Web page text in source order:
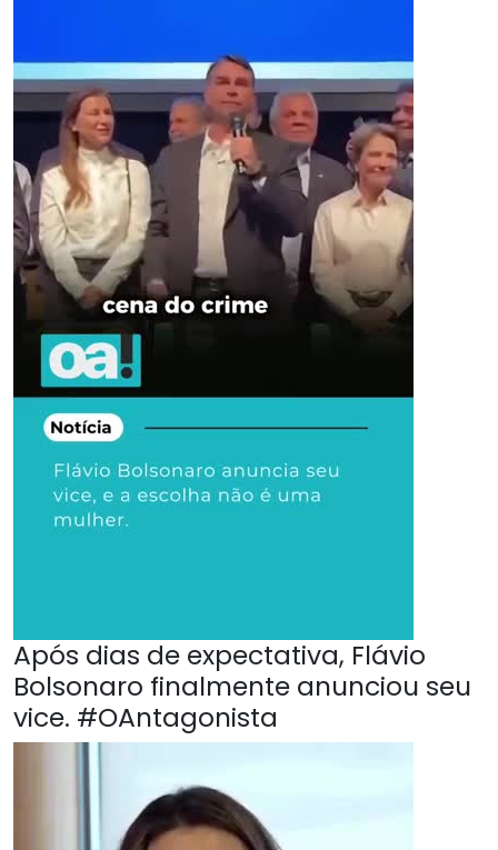
Após dias de expectativa, Flávio
Bolsonaro finalmente anunciou seu
vice. #OAntagonista